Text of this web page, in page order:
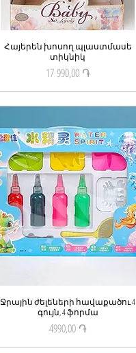
Quick View
Հայերեն խոսող պլաստմասե
տիկնիկ
Price
17 990,00 ֏
Quick View
Ջրային ժելեների հավաքածու 4
գույն, 4 ֆորմա
Price
4990,00 ֏